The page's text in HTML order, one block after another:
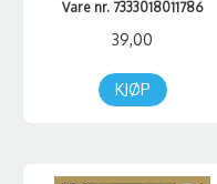
Vare nr. 7333018011786
39,00
KJØP